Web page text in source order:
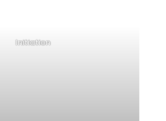
Initiation